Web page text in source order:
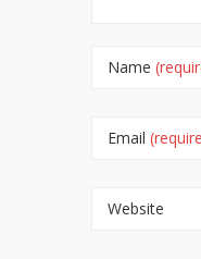
Name
Email
Website